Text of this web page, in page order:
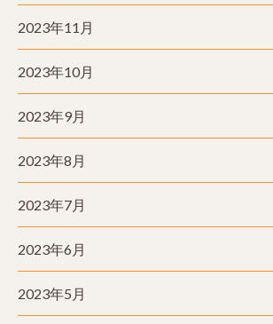
2023年11月
2023年10月
2023年9月
2023年8月
2023年7月
2023年6月
2023年5月